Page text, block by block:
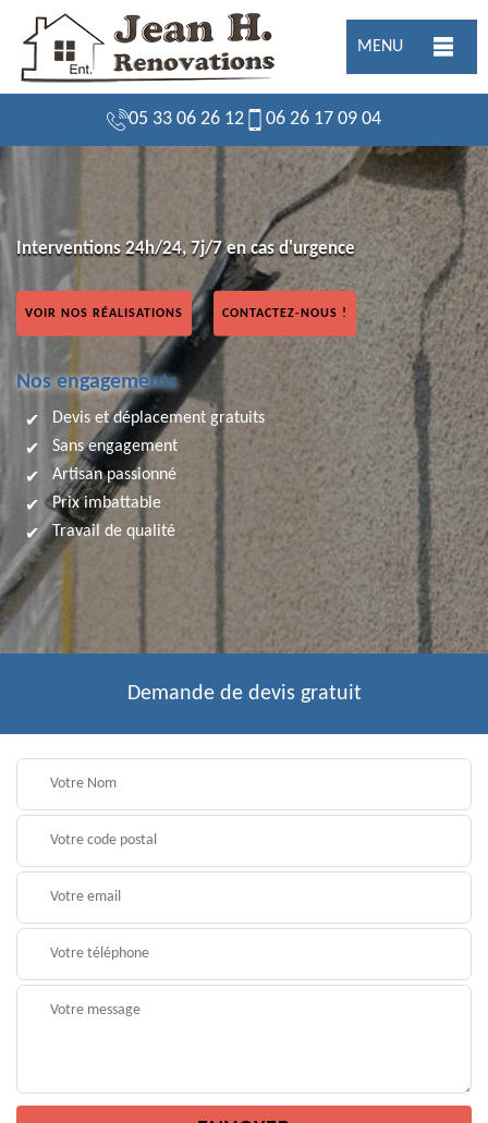
MENU
05 33 06 26 12 06 26 17 09 04
Interventions 24h/24, 7j/7 en cas d'urgence
VOIR NOS RÉALISATIONS CONTACTEZ-NOUS !
Nos engagements
Devis et déplacement gratuits
Sans engagement
Artisan passionné
Prix imbattable
Travail de qualité
Demande de devis gratuit